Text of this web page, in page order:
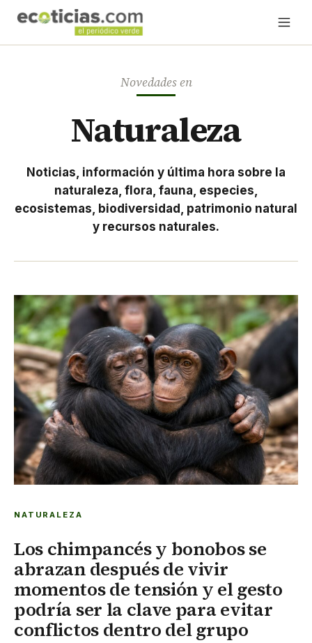
Novedades en
Naturaleza
Noticias, información y última hora sobre la
naturaleza, flora, fauna, especies,
ecosistemas, biodiversidad, patrimonio natural
y recursos naturales.
NATURALEZA
Los chimpancés y bonobos se
abrazan después de vivir
momentos de tensión y el gesto
podría ser la clave para evitar
conflictos dentro del grupo